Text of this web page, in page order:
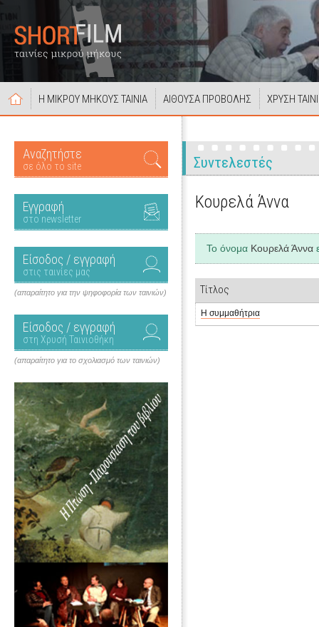
Η ΜΙΚΡΟΥ ΜΗΚΟΥΣ ΤΑΙΝΙΑ ΑΙΘΟΥΣΑ ΠΡΟΒΟΛΗΣ ΧΡΥΣΗ
Αναζητήστε
σε όλο το site
Εγγραφή
στο newsletter
Είσοδος / εγγραφή
στις ταινίες μας
(απαραίτητο για την ψηφοφορία των ταινιών)
Είσοδος / εγγραφή
στη Χρυσή Ταινιοθήκη
(απαραίτητο για το σχολιασμό των ταινιών)
Συντελεστές
Κουρελά Άννα
Το όνομα Κουρελά Άννα
Τίτλος
Η συμμαθήτρια